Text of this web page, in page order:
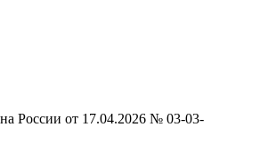
России от 17.04.2026 № 03-03-